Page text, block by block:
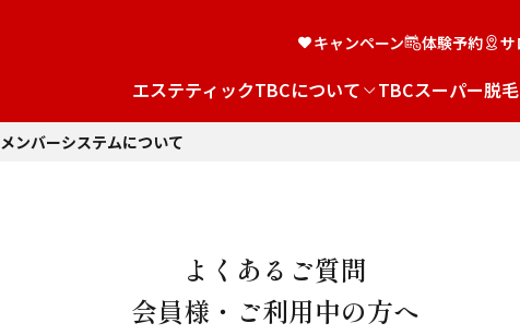
キャンペーン 体験予約 サ
エステティックTBCについて TBCスーパー脱毛
メンバーシステムについて
よくあるご質問
会員様・ご利用中の方へ